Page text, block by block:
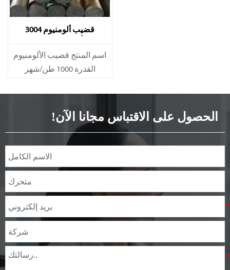
قضيب ألومنيوم 3004
ألومنيوم 3004
اسم المنتج قضيب الألومنيوم
القدرة 1000 طن/شهر
الحصول على الاقتباس مجانا الآن!